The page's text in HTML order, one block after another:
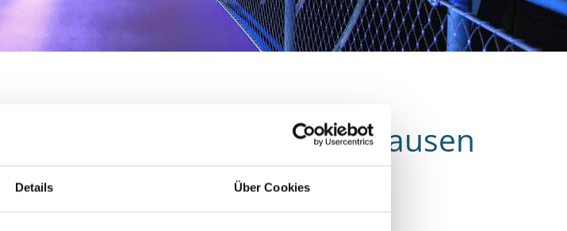
Details Über Cookies
der Stadt Oberhausen